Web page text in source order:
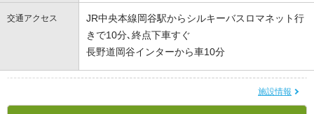
交通アクセス
JR中央本線岡谷駅からシルキーバスロマネット行
きで10分､終点下車すぐ
長野道岡谷インターから車10分
施設情報